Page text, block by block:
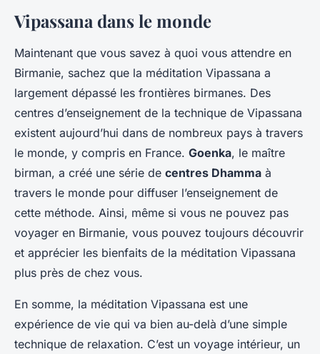
Vipassana dans le monde
Maintenant que vous savez à quoi vous attendre en
Birmanie, sachez que la méditation Vipassana a
largement dépassé les frontières birmanes. Des
centres d’enseignement de la technique de Vipassana
existent aujourd’hui dans de nombreux pays à travers
le monde, y compris en France. Goenka, le maître
birman, a créé une série de centres Dhamma à
travers le monde pour diffuser l’enseignement de
cette méthode. Ainsi, même si vous ne pouvez pas
voyager en Birmanie, vous pouvez toujours découvrir
et apprécier les bienfaits de la méditation Vipassana
plus près de chez vous.
En somme, la méditation Vipassana est une
expérience de vie qui va bien au-delà d’une simple
technique de relaxation. C’est un voyage intérieur, un